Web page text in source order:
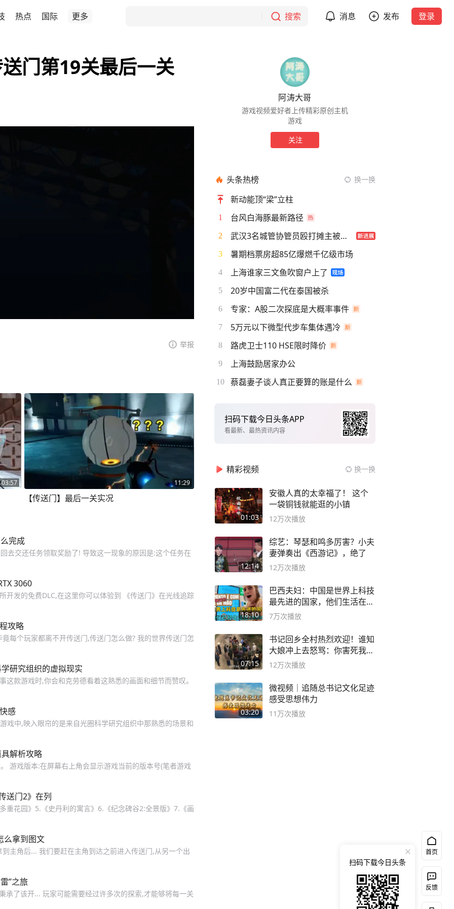
热点 国际 更多 搜索 消息 发布 登录
门第19关最后一关
举报
03:57 11:29
【传送门】最后一关实况
完成
去交还任务领取奖励了! 导致这一现象的原因是:这个任务在
3060
发的免费DLC,在这里你可以体验到 《传送门》在光线追踪
攻略
每个玩家都离不开传送门,传送门怎么做? 我的世界传送门怎
研究组织的虚拟现实
款游戏时,你会和克劳德看着这熟悉的画面和细节而赞叹。
感
戏中,映入眼帘的是来自光圈科学研究组织中那熟悉的场景和
解析攻略
游戏版本:在屏幕右上角会显示游戏当前的版本号(笔者游戏
送门2》在列
重花园》5.《史丹利的寓言》6.《纪念碑谷2:全景版》7.《画
么拿到图文
主角后... 我们要赶在主角到达之前进入传送门,从另一个出
”之旅
了该开... 玩家可能需要经过许多次的探索,才能够将每一关
阿涛大哥
游戏视频爱好者上传精彩原创主机
游戏
关注
头条热榜 换一换
新动能顶“梁”立柱
1 台风白海豚最新路径
2 武汉3名城管协管员殴打摊主被刑拘
3 暑期档票房超85亿爆燃千亿级市场
4 上海谁家三文鱼吹窗户上了
5 20岁中国富二代在泰国被杀
6 专家：A股二次探底是大概率事件
7 5万元以下微型代步车集体遇冷
8 路虎卫士110 HSE限时降价
9 上海鼓励居家办公
10 蔡磊妻子谈人真正要算的账是什么
扫码下载今日头条APP
看最新、最热资讯内容
精彩视频 换一换
01:03
安徽人真的太幸福了！ 这个
一袋铜钱就能逛的小镇
12万次播放
12:14
综艺：琴瑟和鸣多厉害？小夫
妻弹奏出《西游记》，绝了
12万次播放
18:10
巴西夫妇：中国是世界上科技
最先进的国家，他们生活在
2999年
7万次播放
07:15
书记回乡全村热烈欢迎！谁知
大娘冲上去怒骂：你害死我儿
子
12万次播放
03:20
微视频｜追随总书记文化足迹
感受思想伟力
11万次播放
首页
反馈
扫码下载今日头条